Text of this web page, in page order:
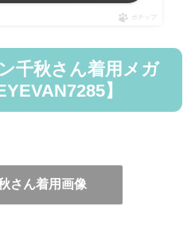
ポチップ
千秋さん着用メガ
】
さん着用画像